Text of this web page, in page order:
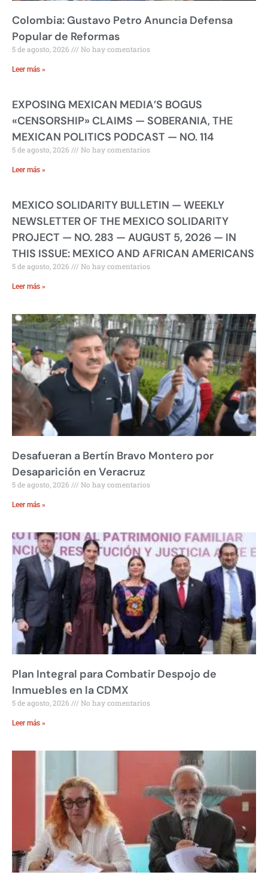
Colombia: Gustavo Petro Anuncia Defensa
Popular de Reformas
5 de agosto, 2026 No hay comentarios
Leer más »
EXPOSING MEXICAN MEDIA’S BOGUS
«CENSORSHIP» CLAIMS — SOBERANIA, THE
MEXICAN POLITICS PODCAST — NO. 114
5 de agosto, 2026 No hay comentarios
Leer más »
MEXICO SOLIDARITY BULLETIN — WEEKLY
NEWSLETTER OF THE MEXICO SOLIDARITY
PROJECT — NO. 283 — AUGUST 5, 2026 — IN
THIS ISSUE: MEXICO AND AFRICAN AMERICANS
5 de agosto, 2026 No hay comentarios
Leer más »
Desafueran a Bertín Bravo Montero por
Desaparición en Veracruz
5 de agosto, 2026 No hay comentarios
Leer más »
Plan Integral para Combatir Despojo de
Inmuebles en la CDMX
5 de agosto, 2026 No hay comentarios
Leer más »